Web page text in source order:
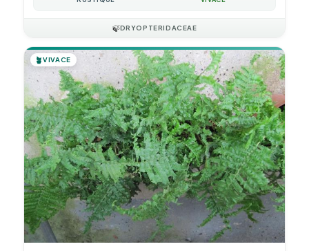
🍃DRYOPTERIDACEAE
🪴VIVACE